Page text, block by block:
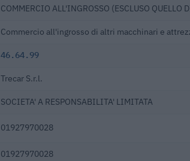
COMMERCIO ALL'INGROSSO (ESCLUSO
Commercio all'ingrosso di altri macchinari e
46.64.99
Trecar S.r.l.
SOCIETA' A RESPONSABILITA' LIMITATA
01927970028
01927970028